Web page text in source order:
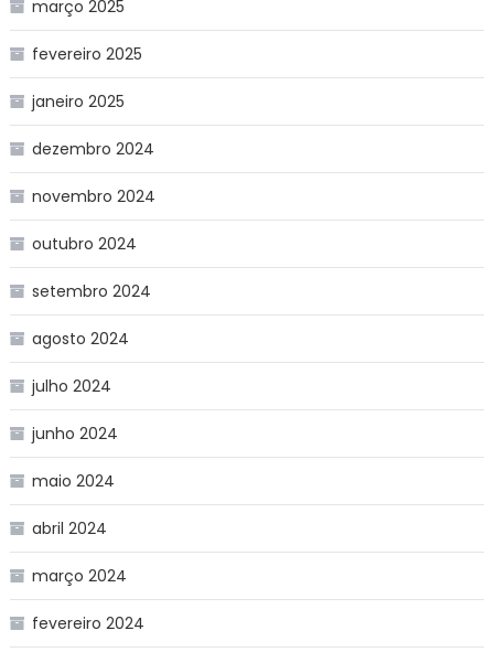
março 2025
fevereiro 2025
janeiro 2025
dezembro 2024
novembro 2024
outubro 2024
setembro 2024
agosto 2024
julho 2024
junho 2024
maio 2024
abril 2024
março 2024
fevereiro 2024